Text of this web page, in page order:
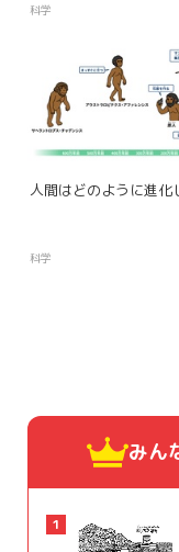
科学
人間はどのように進化
科学
みん
1